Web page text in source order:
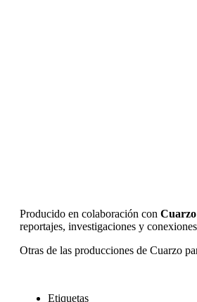
Producido en colaboración con
reportajes, investigaciones y
Otras de las producciones de Cuarzo
Etiquetas